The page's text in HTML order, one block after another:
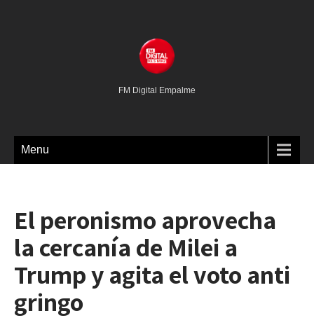
FM Digital Empalme
Menu
El peronismo aprovecha
la cercanía de Milei a
Trump y agita el voto anti
gringo